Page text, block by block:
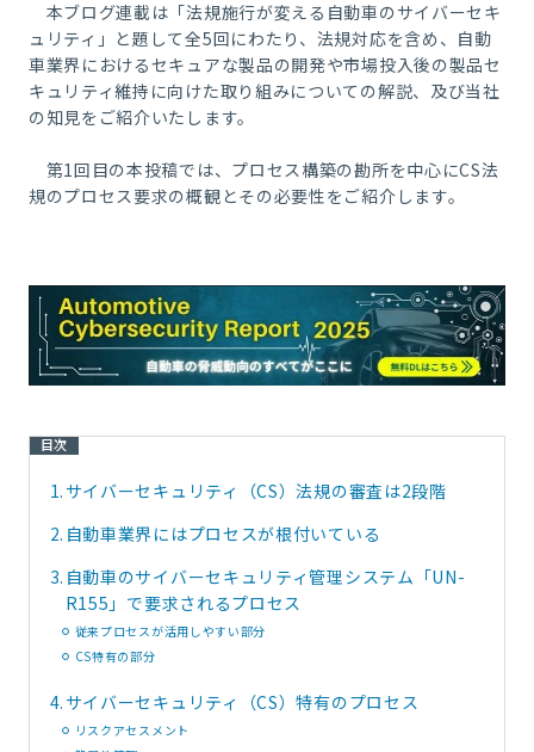
本ブログ連載は「法規施行が変える自動車のサイバーセキ
ュリティ」と題して全5回にわたり、法規対応を含め、自動
車業界におけるセキュアな製品の開発や市場投入後の製品セ
キュリティ維持に向けた取り組みについての解説、及び当社
の知見をご紹介いたします。
第1回目の本投稿では、プロセス構築の勘所を中心にCS法
規のプロセス要求の概観とその必要性をご紹介します。
目次
1. サイバーセキュリティ（CS）法規の審査は2段階
2. 自動車業界にはプロセスが根付いている
3. 自動車のサイバーセキュリティ管理システム「UN-
R155」で要求されるプロセス
従来プロセスが活用しやすい部分
CS特有の部分
4. サイバーセキュリティ（CS）特有のプロセス
リスクアセスメント